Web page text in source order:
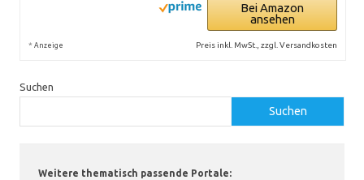
Bei Amazon
ansehen
* Anzeige Preis inkl. MwSt., zzgl. Versandkosten
Suchen
Suchen
Weitere thematisch passende Portale: